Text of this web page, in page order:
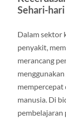
Sehari-hari
Dalam sektor
penyakit,
merancang
mempercepat
manusia. Di
pembelajaran